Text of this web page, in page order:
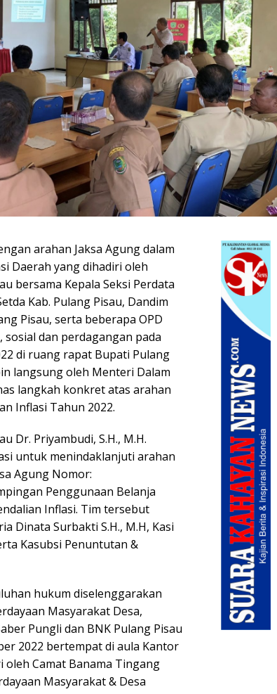
arahan Jaksa Agung dalam
Daerah yang dihadiri oleh
bersama Kepala Seksi Perdata
Kab. Pulang Pisau, Dandim
Pisau, serta beberapa OPD
dan perdagangan pada
di ruang rapat Bupati Pulang
langsung oleh Menteri Dalam
langkah konkret atas arahan
Inflasi Tahun 2022.
Dr. Priyambudi, S.H., M.H.
untuk menindaklanjuti arahan
Agung Nomor:
Penggunaan Belanja
Inflasi. Tim tersebut
Dinata Surbakti S.H., M.H, Kasi
Kasubsi Penuntutan &
hukum diselenggarakan
Masyarakat Desa,
Pungli dan BNK Pulang Pisau
2022 bertempat di aula Kantor
oleh Camat Banama Tingang
Masyarakat & Desa